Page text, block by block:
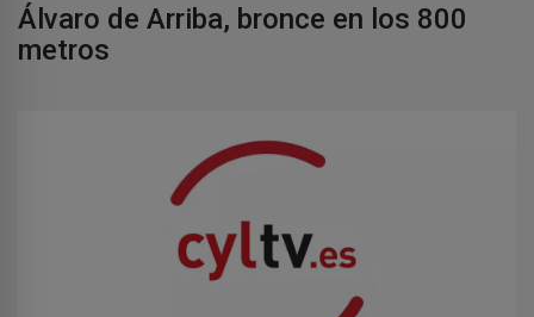
Álvaro de Arriba, bronce en los 800
metros